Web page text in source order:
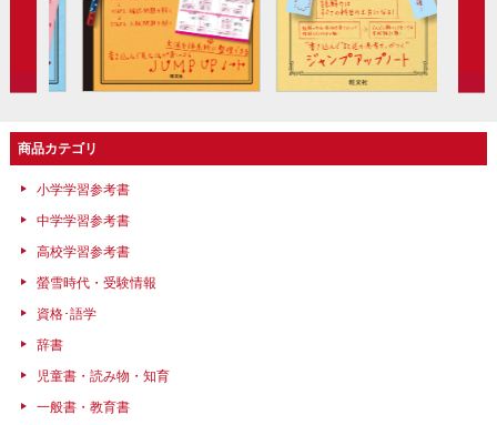
商品カテゴリ
小学学習参考書
中学学習参考書
高校学習参考書
螢雪時代・受験情報
資格･語学
辞書
児童書・読み物・知育
一般書・教育書